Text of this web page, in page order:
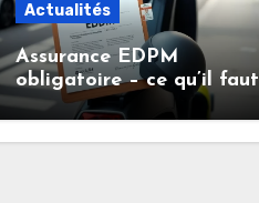
Actualités
Assurance EDPM
obligatoire – ce qu’il faut
savoir avant de circuler en
trottinette électrique